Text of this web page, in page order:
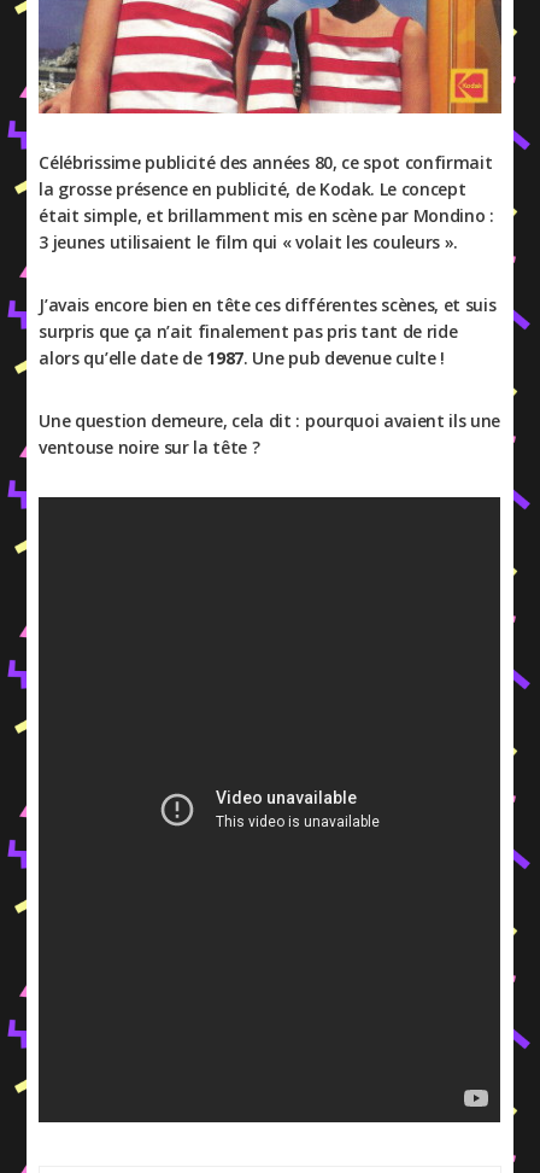
Célébrissime publicité des années 80, ce spot confirmait
la grosse présence en publicité, de Kodak. Le concept
était simple, et brillamment mis en scène par Mondino :
3 jeunes utilisaient le film qui « volait les couleurs ».
J’avais encore bien en tête ces différentes scènes, et suis
surpris que ça n’ait finalement pas pris tant de ride
alors qu’elle date de 1987. Une pub devenue culte !
Une question demeure, cela dit : pourquoi avaient ils une
ventouse noire sur la tête ?